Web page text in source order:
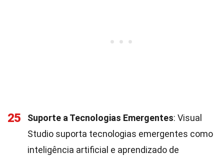
25 Suporte a Tecnologias Emergentes: Visual
Studio suporta tecnologias emergentes como
inteligência artificial e aprendizado de